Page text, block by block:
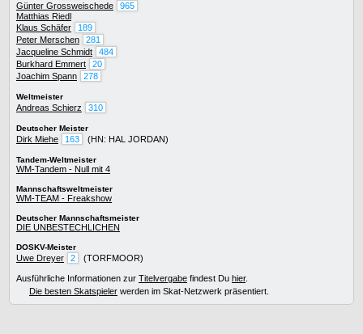
Günter Grossweischede
965
Matthias Riedl
Klaus Schäfer
189
Peter Merschen
281
Jacqueline Schmidt
484
Burkhard Emmert
20
Joachim Spann
278
Weltmeister
Andreas Schierz 310
Deutscher Meister
Dirk Miehe 163 (HN: HAL JORDAN)
Tandem-Weltmeister
WM-Tandem - Null mit 4
Mannschaftsweltmeister
WM-TEAM - Freakshow
Deutscher Mannschaftsmeister
DIE UNBESTECHLICHEN
DOSKV-Meister
Uwe Dreyer 2 (TORFMOOR)
Ausführliche Informationen zur Titelvergabe findest Du hier.
Die besten Skatspieler werden im Skat-Netzwerk präsentiert.